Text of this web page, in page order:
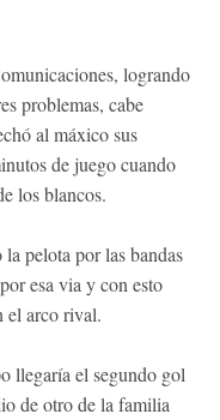
logrando
problemas, cabe
al máxico sus
de juego cuando
los blancos.
pelota por las bandas
esa via y con esto
el arco rival.
llegaría el segundo gol
de otro de la familia